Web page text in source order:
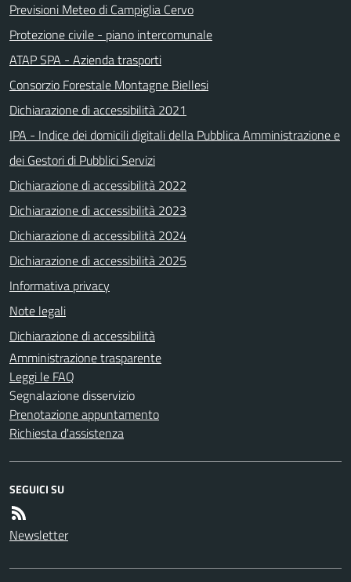
Previsioni Meteo di Campiglia Cervo
Protezione civile - piano intercomunale
ATAP SPA - Azienda trasporti
Consorzio Forestale Montagne Biellesi
Dichiarazione di accessibilità 2021
IPA - Indice dei domicili digitali della Pubblica Amministrazione e
dei Gestori di Pubblici Servizi
Dichiarazione di accessibilità 2022
Dichiarazione di accessibilità 2023
Dichiarazione di accessibilità 2024
Dichiarazione di accessibilità 2025
Informativa privacy
Note legali
Dichiarazione di accessibilità
Amministrazione trasparente
Leggi le FAQ
Segnalazione disservizio
Prenotazione appuntamento
Richiesta d'assistenza
SEGUICI SU
Newsletter